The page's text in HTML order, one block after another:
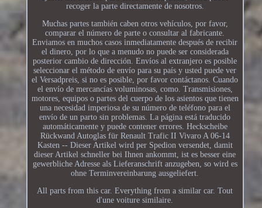
recoger la parte directamente de nosotros.
Muchas partes también caben otros vehículos, por favor,
comparar el número de parte o consultar al fabricante.
Enviamos en muchos casos inmediatamente después de recibir
el dinero, por lo que a menudo no puede ser considerada
posterior cambio de dirección. Envíos al extranjero es posible
seleccionar el método de envío para su país y usted puede ver
el Versadpreis, si no es posible, por favor contáctanos. Cuando
el envío de mercancías voluminosas, como. Transmisiones,
motores, equipos o partes del cuerpo de los asientos que tienen
una necesidad imperiosa de su número de teléfono para el
envío de un parto sin problemas. La página está traducido
automáticamente y puede contener errores. Heckscheibe
Rückwand Autoglas für Renault Trafic II Vivaro A 06-14
Kasten -- Dieser Artikel wird per Spedion versendet, damit
dieser Artikel schneller bei Ihnen ankommt, ist es besser eine
gewerbliche Adresse als Lieferanschrift anzugeben, so wird es
ohne Terminvereinbarung ausgeliefert.
All parts from this car. Everything from a similar car. Tout
d'une voiture similaire.